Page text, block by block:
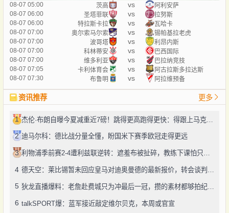
08-07 05:00 茨高 vs
阿利安萨
08-07 06:00
圣塔菲联 vs
拉努斯
08-07 06:00
特拉斯卡拉 vs
瓦哈卡
08-07 07:00
奥尔索马尔索 vs
锡帕基拉老虎
08-07 07:00
波哥塔 vs
利昂内斯
08-07 07:00
科林蒂安 vs
巴西国际
08-07 07:00
维多利亚 vs
巴拉纳竞技
08-07 07:05
卡利体育会 vs
阿古拉斯多拉达斯
08-07 07:30
布鲁明 vs 阿拉维预备
资讯推荐 更多
1 杰伦·布朗自曝今夏减重近7磅！跳得更高跑得更快：得跟上马克西、勒布朗的节奏
2 迪马尔科：德比战分量全懂，盼国米下赛季欧冠走得更远
3 利物浦季前赛2-4遭利兹联逆转：遮羞布被扯碎，教练下课怕只是开始
4 德天空：莱比锡暂未回应皇马对迪奥曼德的最新报价，转会谈判仍在推进
5 狄龙直播爆料：老詹赴费城只为冲最后一冠，攒的素材都够拍纪录片了
6 talkSPORT爆：蓝军接近敲定维尔贝克，本周或官宣